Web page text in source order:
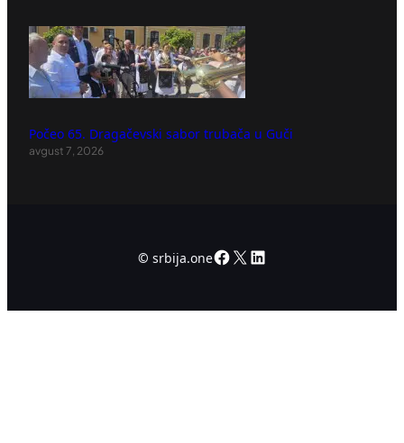
Počeo 65. Dragačevski sabor trubača u Guči
avgust 7, 2026
© srbija.oneFacebook
X LinkedIn